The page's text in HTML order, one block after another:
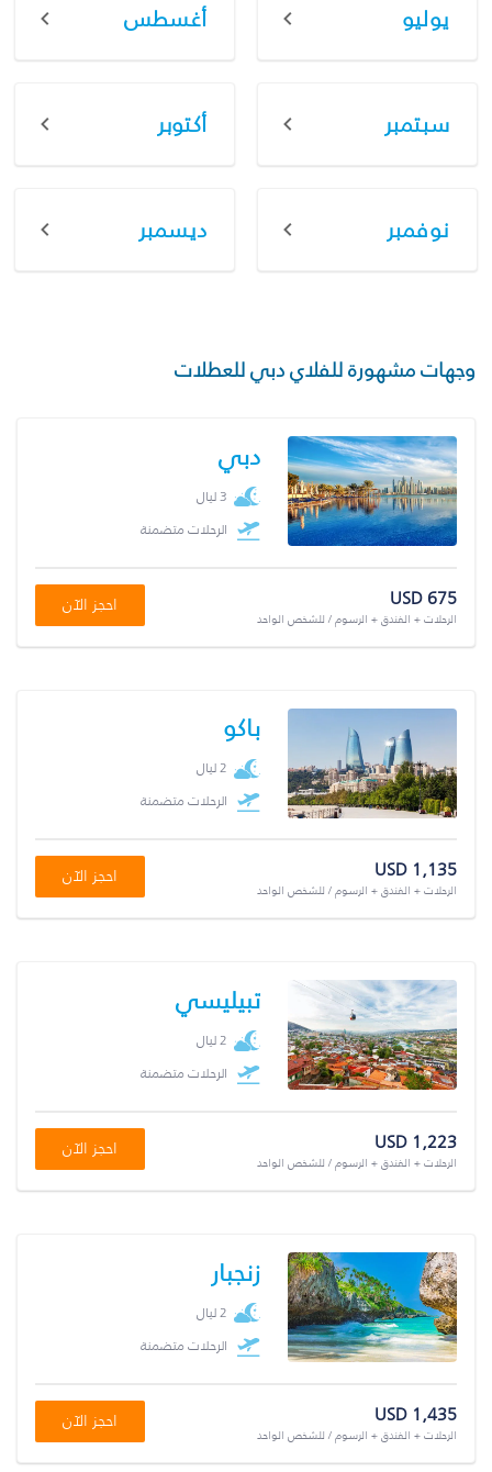
يوليو أغسطس
سبتمبر أكتوبر
نوفمبر ديسمبر
وجهات مشهورة للفلاي دبي للعطلات
دبي
3 ليال
الرحلات متضمنة
USD 675
الرحلات + الفندق + الرسوم / للشخص الواحد
احجز الآن
باكو
2 ليال
الرحلات متضمنة
USD 1,135
الرحلات + الفندق + الرسوم / للشخص الواحد
احجز الآن
تبيليسي
2 ليال
الرحلات متضمنة
USD 1,223
الرحلات + الفندق + الرسوم / للشخص الواحد
احجز الآن
زنجبار
2 ليال
الرحلات متضمنة
USD 1,435
الرحلات + الفندق + الرسوم / للشخص الواحد
احجز الآن